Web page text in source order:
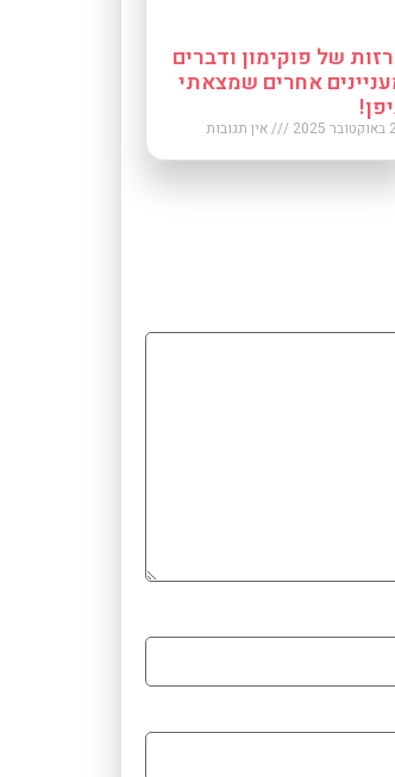
של פוקימון ודברים
אחרים שמצאתי
אין תגובות